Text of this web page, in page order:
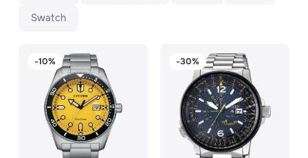
Swatch
-10% -30%
Мужские часы
Женские часы